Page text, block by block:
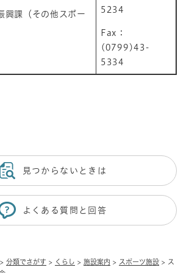
> 分類でさがす > くらし > 施設案内 > スポーツ施設 >
ス
興課（その他スポー
5234
Fax：
(0799)43-
5334
見つからないときは
よくある質問と回答